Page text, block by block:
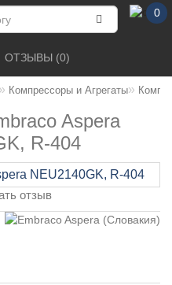
0
Компрессоры и Агрегаты
Aspera
R-404
ОТЗЫВЫ (0)
отзыв